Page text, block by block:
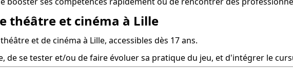
théâtre et cinéma à Lille
et de cinéma à Lille, accessibles dès 17 ans.
de se tester et/ou de faire évoluer sa pratique du jeu, et d'intégrer le